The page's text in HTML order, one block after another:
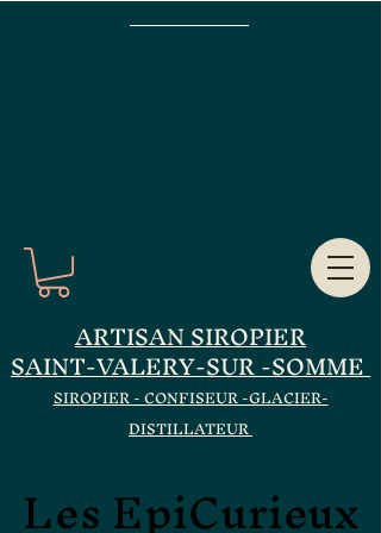
ARTISAN SIROPIER
SAINT-VALERY-SUR -SOMME
SIROPIER - CONFISEUR -GLACIER-
DISTILLATEUR
Les EpiCurieux
Les EpiCurieux